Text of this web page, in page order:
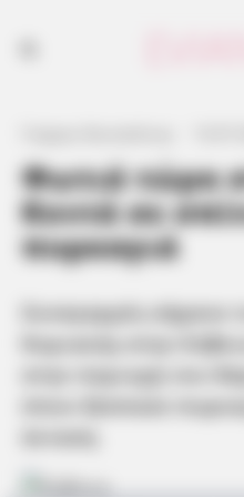
Φωτιά τώρα
Κοντά σε
πυρκαγιά
Συναγερμός σήμανε